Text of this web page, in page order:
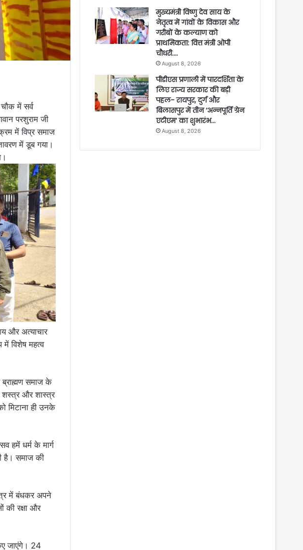
में सर्व
परशुराम जी
में विप्र समाज
में डूब गया।
और अत्याचार
में विशेष महत्व
समाज के
शस्त्र और शास्त्र
मिटाना ही उनके
हमें धर्म के मार्ग
है। समाज की
में बंधकर अपने
की रक्षा और
जाएंगे। 24
मुख्यमंत्री विष्णु देव साय के
नेतृत्व में गांवों के विकास और
गरीबों के कल्याण को
प्राथमिकता: वित्त मंत्री ओपी
चौधरी….
August 8, 2026
पीडीएस प्रणाली में पारदर्शिता के
लिए राज्य सरकार की बड़ी
पहल- रायपुर, दुर्ग और
बिलासपुर में तीन ‘अन्नपूर्ति ग्रेन
एटीएम‘ का शुभारंभ…
August 8, 2026